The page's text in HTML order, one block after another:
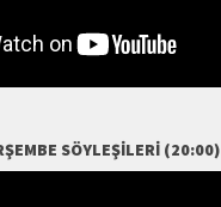
SÖYLEŞILERI (20:00)